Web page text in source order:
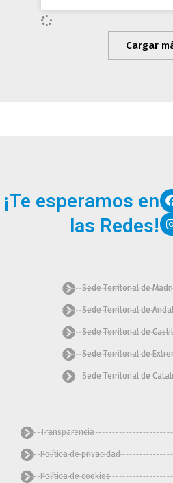
Cargar
¡Te esperamos en
las Redes!
I
Sede Territorial de
Sede Territorial de
Sede Territorial de
Sede Territorial de
Sede Territorial de
Transparencia
Política de privacidad
Política de cookies